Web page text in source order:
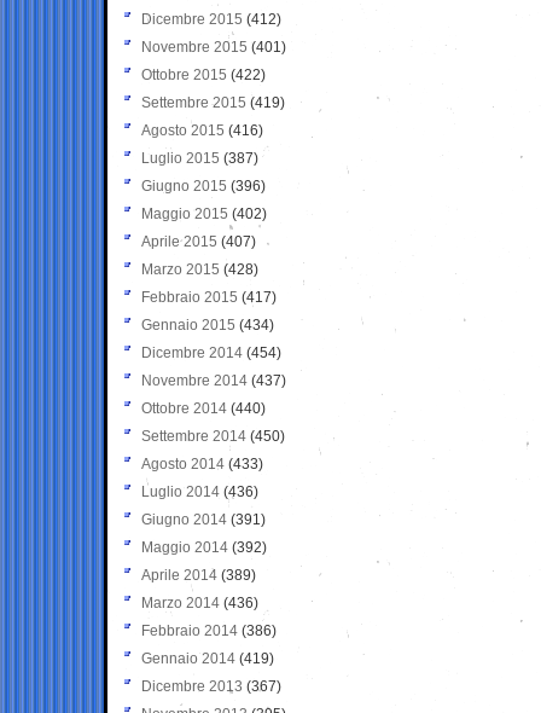
Dicembre 2015 (412)
Novembre 2015 (401)
Ottobre 2015 (422)
Settembre 2015 (419)
Agosto 2015 (416)
Luglio 2015 (387)
Giugno 2015 (396)
Maggio 2015 (402)
Aprile 2015 (407)
Marzo 2015 (428)
Febbraio 2015 (417)
Gennaio 2015 (434)
Dicembre 2014 (454)
Novembre 2014 (437)
Ottobre 2014 (440)
Settembre 2014 (450)
Agosto 2014 (433)
Luglio 2014 (436)
Giugno 2014 (391)
Maggio 2014 (392)
Aprile 2014 (389)
Marzo 2014 (436)
Febbraio 2014 (386)
Gennaio 2014 (419)
Dicembre 2013 (367)